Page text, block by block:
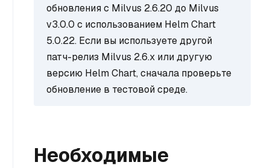
обновления с Milvus 2.6.20 до Milvus
v3.0.0 с использованием Helm Chart
5.0.22. Если вы используете другой
патч-релиз Milvus 2.6.x или другую
версию Helm Chart, сначала проверьте
обновление в тестовой среде.
Необходимые